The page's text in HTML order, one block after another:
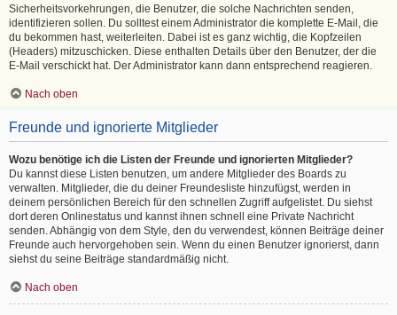
Sicherheitsvorkehrungen, die Benutzer, die solche Nachrichten senden,
identifizieren sollen. Du solltest einem Administrator die komplette E-Mail, die
du bekommen hast, weiterleiten. Dabei ist es ganz wichtig, die Kopfzeilen
(Headers) mitzuschicken. Diese enthalten Details über den Benutzer, der die
E-Mail verschickt hat. Der Administrator kann dann entsprechend reagieren.
Nach oben
Freunde und ignorierte Mitglieder
Wozu benötige ich die Listen der Freunde und ignorierten Mitglieder?
Du kannst diese Listen benutzen, um andere Mitglieder des Boards zu
verwalten. Mitglieder, die du deiner Freundesliste hinzufügst, werden in
deinem persönlichen Bereich für den schnellen Zugriff aufgelistet. Du siehst
dort deren Onlinestatus und kannst ihnen schnell eine Private Nachricht
senden. Abhängig von dem Style, den du verwendest, können Beiträge deiner
Freunde auch hervorgehoben sein. Wenn du einen Benutzer ignorierst, dann
siehst du seine Beiträge standardmäßig nicht.
Nach oben